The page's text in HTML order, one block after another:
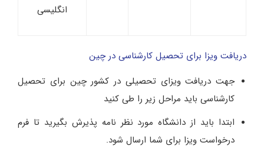
انگلیسی
دریافت ویزا برای تحصیل کارشناسی در چین
جهت دریافت ویزای تحصیلی در کشور چین برای تحصیل
کارشناسی باید مراحل زیر را طی کنید
ابتدا باید از دانشگاه مورد نظر نامه پذیرش بگیرید تا فرم
درخواست ویزا برای شما ارسال شود.